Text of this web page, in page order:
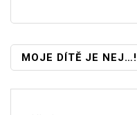
Navigace
Pro
Příspěvek
MOJE DÍTĚ JE NEJ…!